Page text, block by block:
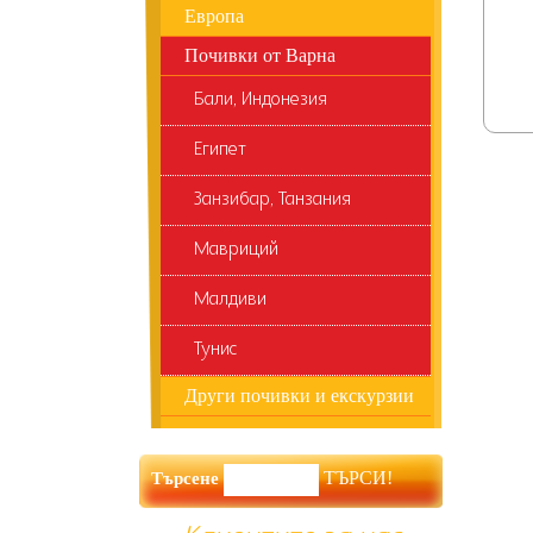
Европа
Почивки от Варна
Бали, Индонезия
Египет
Занзибар, Танзания
Мавриций
Малдиви
Тунис
Други почивки и екскурзии
Търсене